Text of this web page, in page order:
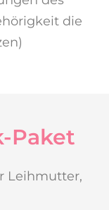
die
Paket
Leihmutter,